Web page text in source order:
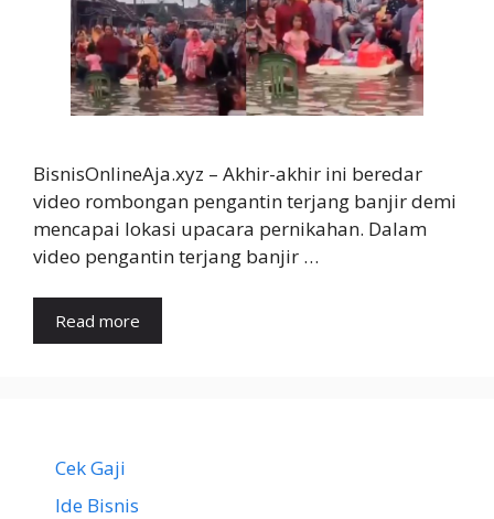
BisnisOnlineAja.xyz – Akhir-akhir ini beredar
video rombongan pengantin terjang banjir demi
mencapai lokasi upacara pernikahan. Dalam
video pengantin terjang banjir …
Read more
Cek Gaji
Ide Bisnis